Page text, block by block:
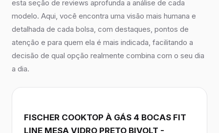
esta seção de reviews aprofunda a análise de cada
modelo. Aqui, você encontra uma visão mais humana e
detalhada de cada bolsa, com destaques, pontos de
atenção e para quem ela é mais indicada, facilitando a
decisão de qual opção realmente combina com o seu dia
a dia.
FISCHER COOKTOP À GÁS 4 BOCAS FIT
LINE MESA VIDRO PRETO BIVOLT -